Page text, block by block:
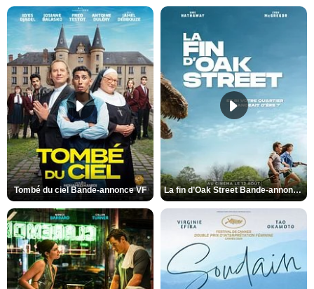
Tombé du ciel Bande-annonce VF La fin d’Oak Street Bande-annonce VO STFR